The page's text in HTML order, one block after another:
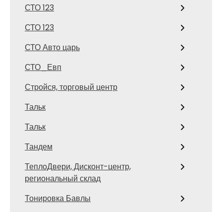
СТО 123
СТО 123
СТО Авто царь
СТО_Евп
Стройся, торговый центр
Тальк
Тальк
Тандем
ТеплоДвери, Дисконт-центр,
региональный склад
Тонировка Бавлы